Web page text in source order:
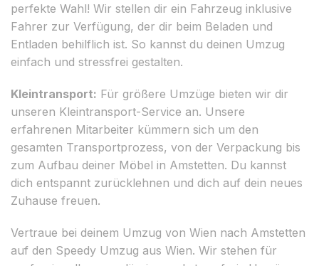
perfekte Wahl! Wir stellen dir ein Fahrzeug inklusive
Fahrer zur Verfügung, der dir beim Beladen und
Entladen behilflich ist. So kannst du deinen Umzug
einfach und stressfrei gestalten.
Kleintransport: Für größere Umzüge bieten wir dir
unseren Kleintransport-Service an. Unsere
erfahrenen Mitarbeiter kümmern sich um den
gesamten Transportprozess, von der Verpackung bis
zum Aufbau deiner Möbel in Amstetten. Du kannst
dich entspannt zurücklehnen und dich auf dein neues
Zuhause freuen.
Vertraue bei deinem Umzug von Wien nach Amstetten
auf den Speedy Umzug aus Wien. Wir stehen für